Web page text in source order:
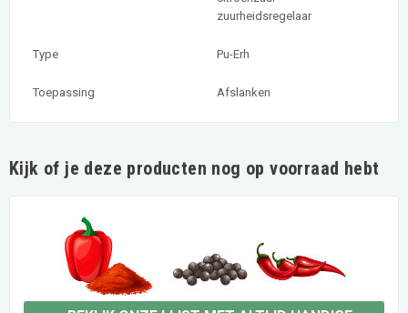
zuurheidsregelaar
Type Pu-Erh
Toepassing Afslanken
Kijk of je deze producten nog op voorraad hebt